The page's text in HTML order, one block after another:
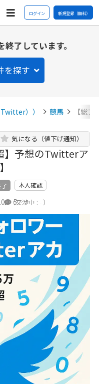
ログイン 新規登録（無料）
了しています。
を探す
）） 競馬 【総
】予想のTwitterア
気になる（値下げ通知）
本人確認
5
（交渉中 : - ）